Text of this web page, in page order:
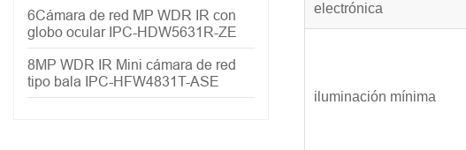
electrónica
iluminación mínima
6Cámara de red MP WDR IR con
globo ocular IPC-HDW5631R-ZE
8MP WDR IR Mini cámara de red
tipo bala IPC-HFW4831T-ASE